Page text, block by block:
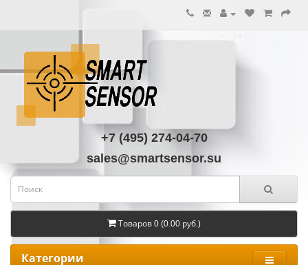
+7 (495) 274-04-70
sales@smartsensor.su
Товаров 0 (0.00 руб.)
Категории